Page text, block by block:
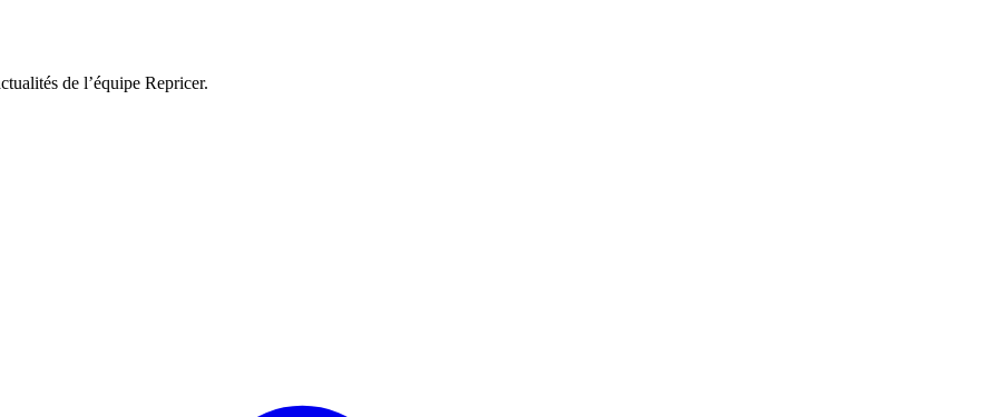
de l’équipe Repricer.